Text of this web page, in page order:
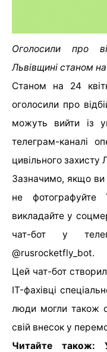
Оголосили про
Львівщині станом
Станом на 24
оголосили про
можуть вийти із
телеграм-каналі
цивільного захисту
Зазначимо, якщо ви
не
викладайте у
чат-бот у
@rusrocketfly_bot.
Цей чат-бот
IT-фахівці
люди могли також
свій внесок у
Читайте також: